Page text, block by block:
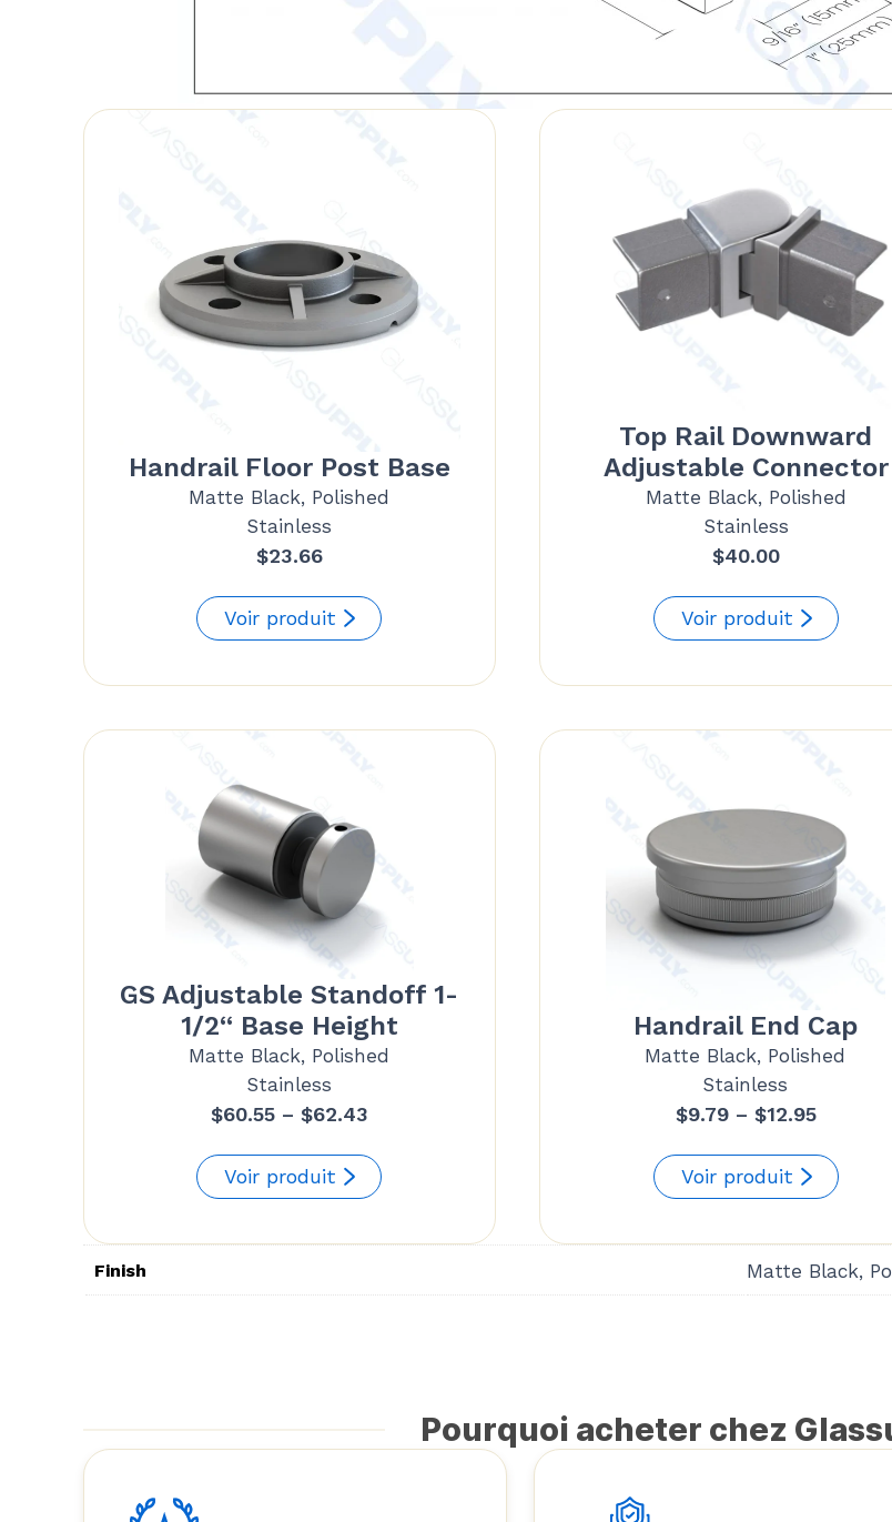
Handrail Floor Post Base
Matte Black, Polished
Stainless
$23.66
Voir produit
Top Rail Downward
Adjustable Connector
Matte Black, Polished
Stainless
$40.00
Voir produit
GS Adjustable Standoff 1-
1/2“ Base Height
Matte Black, Polished
Stainless
$60.55 – $62.43Price
$60.55
through
Voir produit
Handrail End Cap
Matte Black, Polished
Stainless
$9.79 – $12.95Price
$9.79
through
Voir produit
Finish Matte Black,
Pourquoi acheter chez